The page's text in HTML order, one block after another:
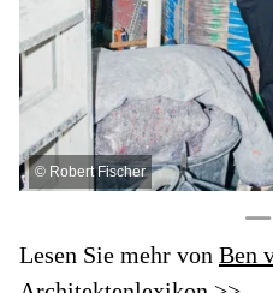
© Robert Fischer
Lesen Sie mehr von Ben